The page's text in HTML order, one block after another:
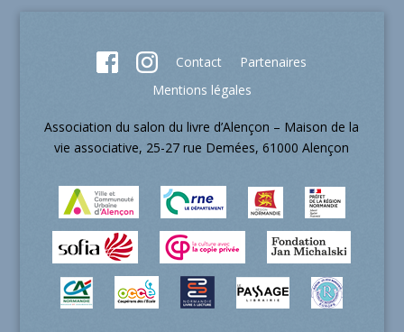
Contact
Partenaires
Mentions légales
Association du salon du livre d’Alençon – Maison de la
vie associative, 25-27 rue Demées, 61000 Alençon